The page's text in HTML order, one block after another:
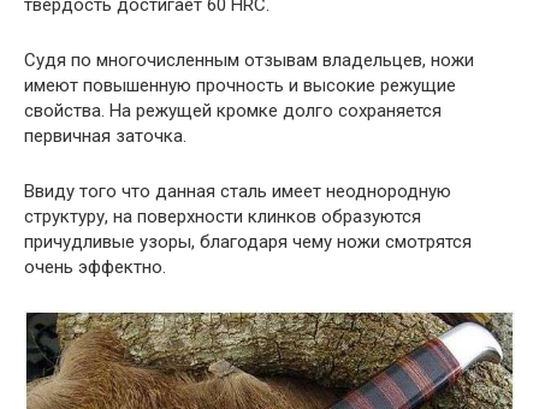
твердость достигает 60 HRC.
Судя по многочисленным отзывам владельцев, ножи
имеют повышенную прочность и высокие режущие
свойства. На режущей кромке долго сохраняется
первичная заточка.
Ввиду того что данная сталь имеет неоднородную
структуру, на поверхности клинков образуются
причудливые узоры, благодаря чему ножи смотрятся
очень эффектно.